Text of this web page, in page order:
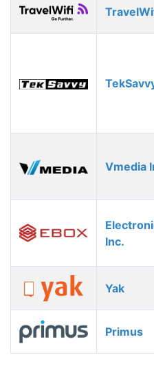
Vmedia
Inc.
Yak
Primus